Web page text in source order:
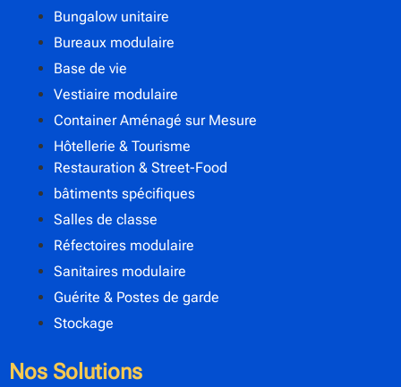
Bungalow unitaire
Bureaux modulaire
Base de vie
Vestiaire modulaire
Container Aménagé sur Mesure
Hôtellerie & Tourisme
Restauration & Street-Food
bâtiments spécifiques
Salles de classe
Réfectoires modulaire
Sanitaires modulaire
Guérite & Postes de garde
Stockage
Nos Solutions